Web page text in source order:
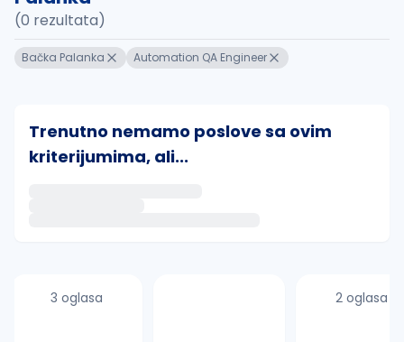
(0 rezultata)
Bačka Palanka Automation QA Engineer
Trenutno nemamo poslove sa ovim
kriterijumima, ali...
3 oglasa 2 oglasa